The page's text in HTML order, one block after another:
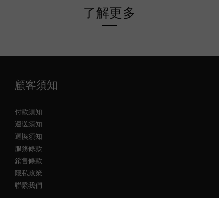
了解更多
顧客須知
付款須知
運送須知
退換須知
服務條款
銷售條款
隱私政策
聯繫我們